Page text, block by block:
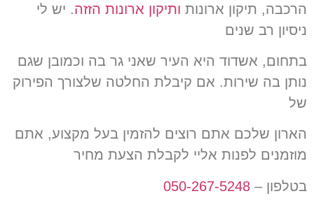
הרכבה, תיקון ארונות ותיקון ארונות הזזה. יש לי
ניסיון רב שנים
בתחום, אשדוד היא העיר שאני גר בה וכמובן שגם
נותן בה שירות. אם קיבלת החלטה שלצורך הפירוק
של
הארון שלכם אתם רוצים להזמין בעל מקצוע, אתם
מוזמנים לפנות אליי לקבלת הצעת מחיר
בטלפון – 050-267-5248